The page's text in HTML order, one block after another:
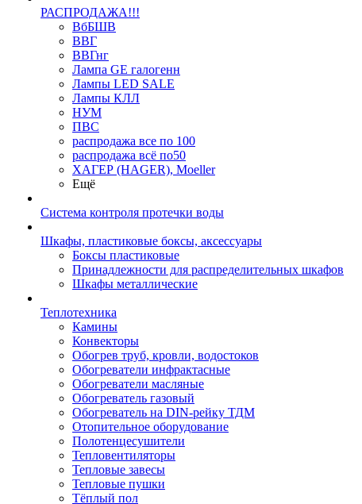
РАСПРОДАЖА!!!
ВбБШВ
ВВГ
ВВГнг
Лампа GE галогенн
Лампы LED SALE
Лампы КЛЛ
НУМ
ПВС
распродажа все по 100
распродажа всё по50
ХАГЕР (HAGER), Moeller
Ещё
Система контроля протечки воды
Шкафы, пластиковые боксы, аксессуары
Боксы пластиковые
Принадлежности для распределительных шкафов
Шкафы металлические
Теплотехника
Камины
Конвекторы
Обогрев труб, кровли, водостоков
Обогреватели инфрактасные
Обогреватели масляные
Обогреватель газовый
Обогреватель на DIN-рейку ТДМ
Отопительное оборудование
Полотенцесушители
Тепловентиляторы
Тепловые завесы
Тепловые пушки
Тёплый пол